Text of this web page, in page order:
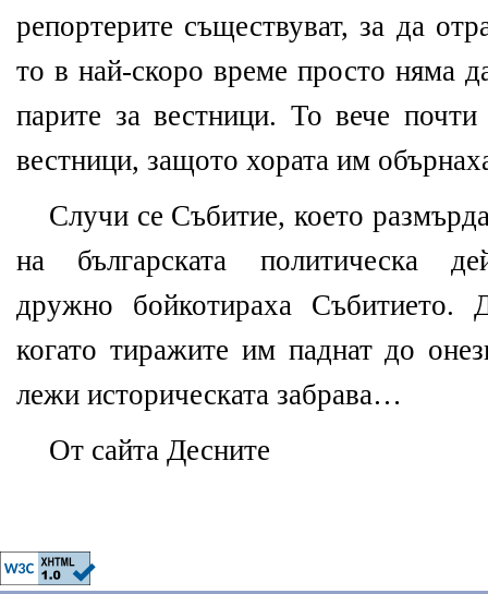
репортерите съществуват, за да
то в най-скоро време просто няма
парите за вестници. То вече
вестници, защото хората им
Случи се Събитие, което
на българската политическа
дружно бойкотираха Събитието.
когато тиражите им паднат до
лежи историческата забрава…
От сайта Десните